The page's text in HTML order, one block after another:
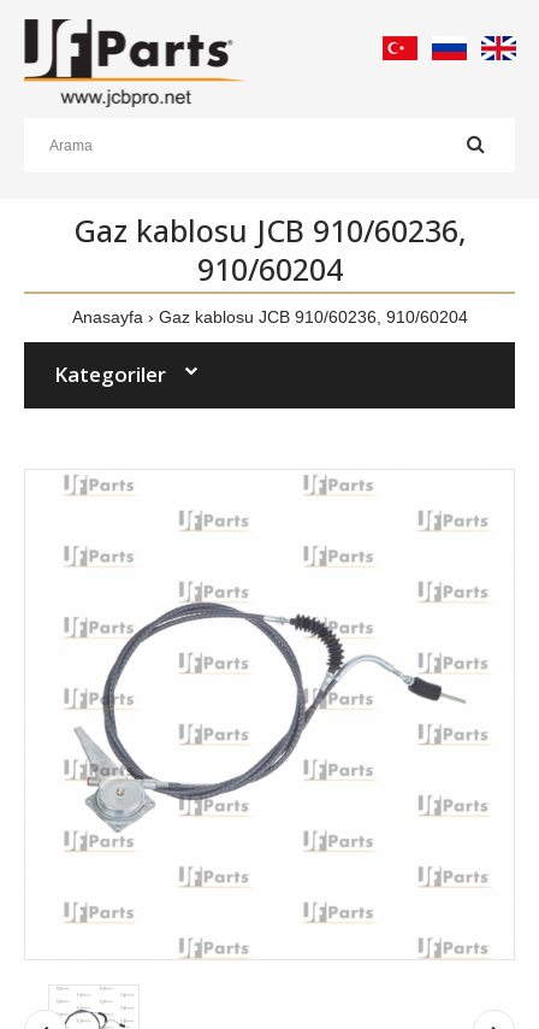
Gaz kablosu JCB 910/60236,
910/60204
Anasayfa Gaz kablosu JCB 910/60236, 910/60204
Kategoriler